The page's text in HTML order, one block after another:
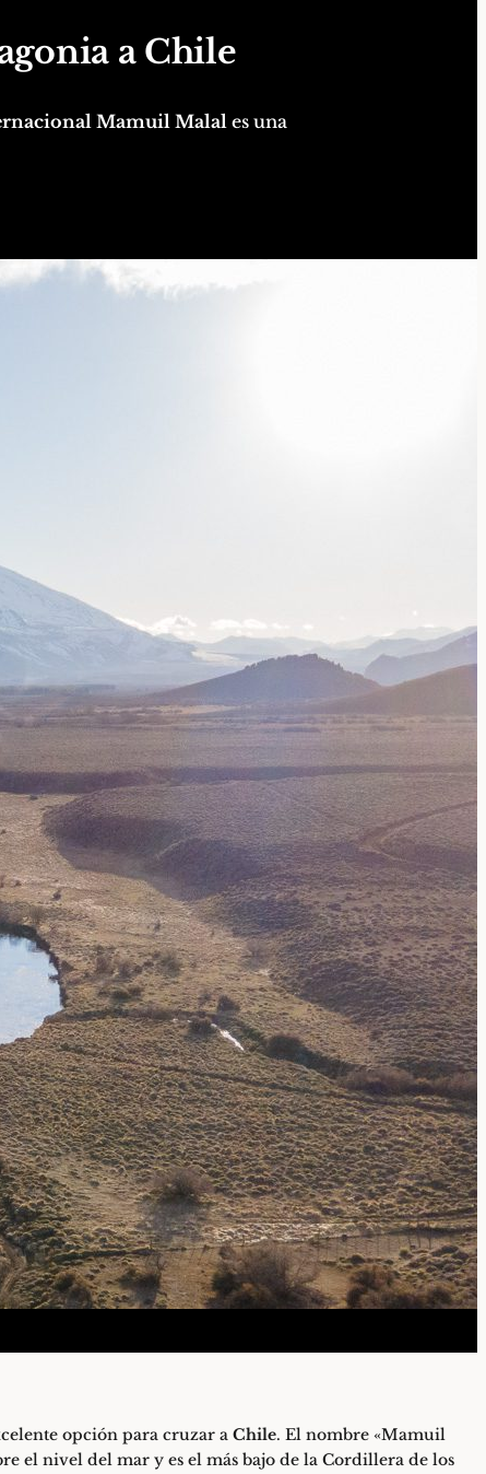
a Chile
Mamuil Malal es una
opción para cruzar a Chile. El nombre «Mamuil
el nivel del mar y es el más bajo de la Cordillera de los